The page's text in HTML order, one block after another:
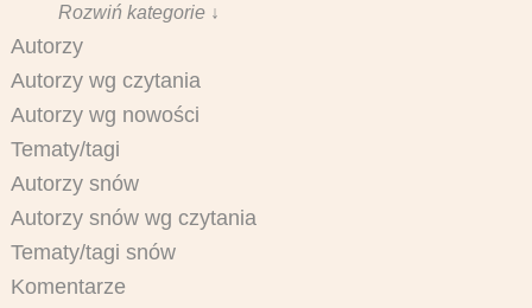
Rozwiń kategorie ↓
Autorzy
Autorzy wg czytania
Autorzy wg nowości
Tematy/tagi
Autorzy snów
Autorzy snów wg czytania
Tematy/tagi snów
Komentarze